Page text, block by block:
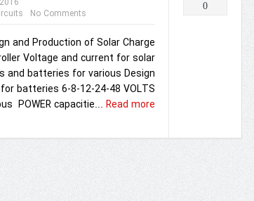
No Comments
and Production of Solar Charge
Voltage and current for solar
and batteries for various Design
batteries 6-8-12-24-48 VOLTS
POWER capacitie... Read more
0